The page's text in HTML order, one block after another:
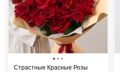
Страстные Красные Розы